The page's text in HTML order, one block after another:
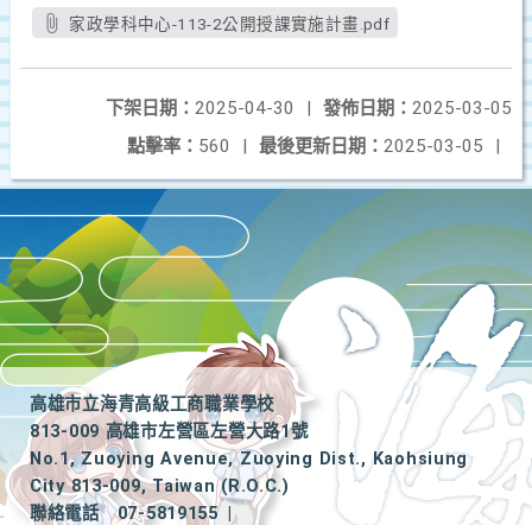
家政學科中心-113-2公開授課實施計畫.pdf
發佈日期： 2025-03-05
下架日期： 2025-04-30
|
最後更新日期： 2025-03-05 |
點擊率： 560 |
高雄市立海青高級工商職業學校
813-009 高雄市左營區左營大路1號
No.1, Zuoying Avenue, Zuoying Dist., Kaohsiung
City 813-009, Taiwan (R.O.C.)
聯絡電話
07-5819155
|